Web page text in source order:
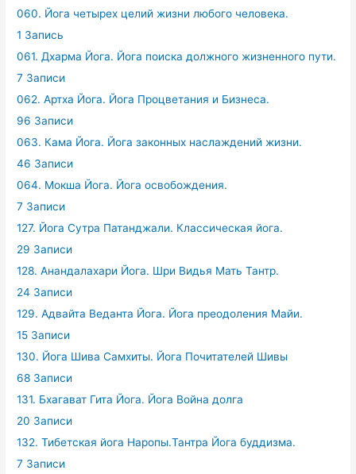
060. Йога четырех целий жизни любого человека.
1 Запись
061. Дхарма Йога. Йога поиска должного жизненного пути.
7 Записи
062. Артха Йога. Йога Процветания и Бизнеса.
96 Записи
063. Кама Йога. Йога законных наслаждений жизни.
46 Записи
064. Мокша Йога. Йога освобождения.
7 Записи
127. Йога Сутра Патанджали. Классическая йога.
29 Записи
128. Анандалахари Йога. Шри Видья Мать Тантр.
24 Записи
129. Адвайта Веданта Йога. Йога преодоления Майи.
15 Записи
130. Йога Шива Самхиты. Йога Почитателей Шивы
68 Записи
131. Бхагават Гита Йога. Йога Война долга
20 Записи
132. Тибетская йога Наропы.Тантра Йога буддизма.
7 Записи